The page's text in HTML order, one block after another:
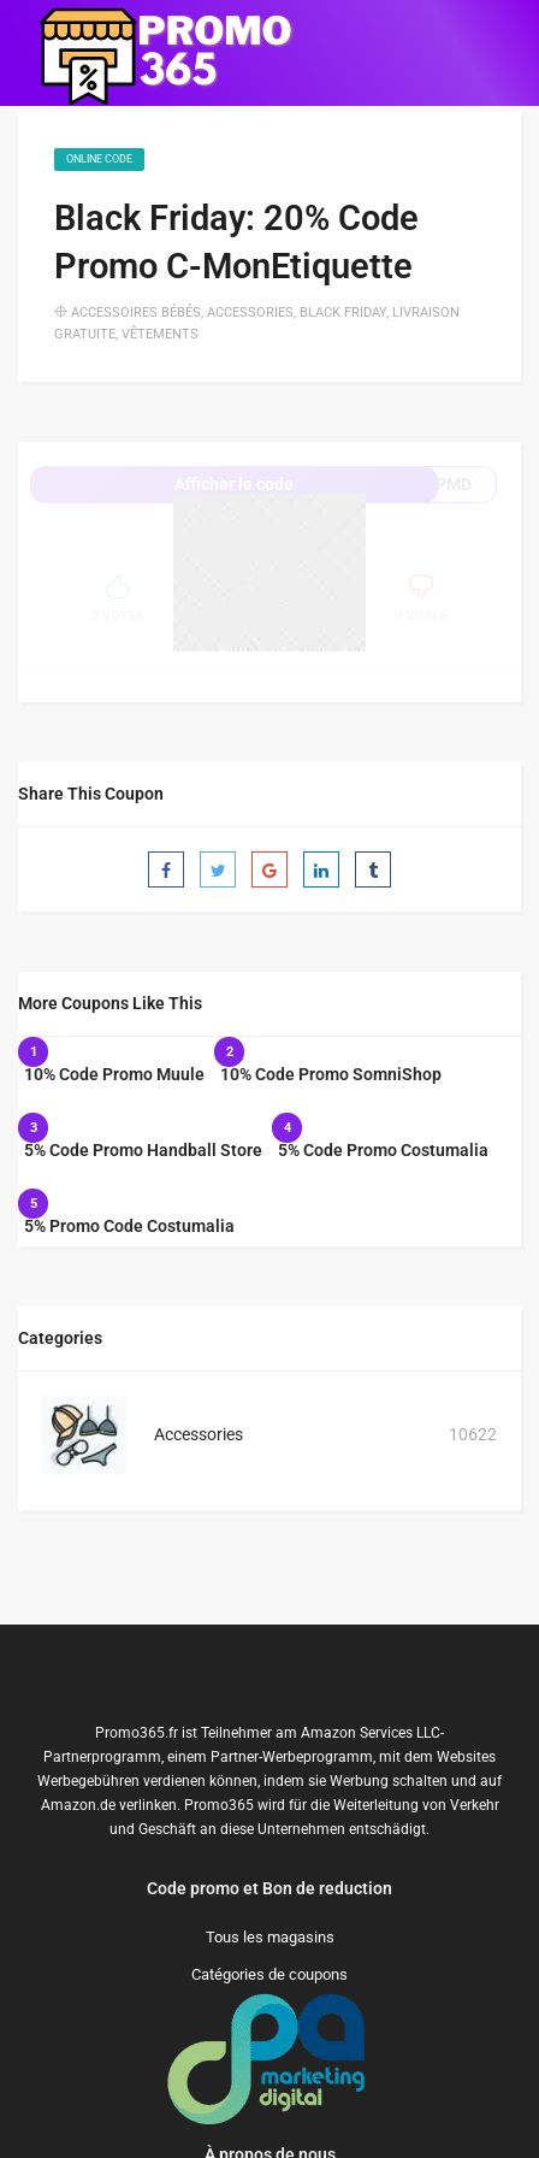
ONLINE CODE
Black Friday: 20% Code
Promo C-MonEtiquette
ACCESSOIRES BÉBÉS, ACCESSORIES, BLACK FRIDAY, LIVRAISON
GRATUITE, VÊTEMENTS
Share This Coupon
More Coupons Like This
1
10% Code Promo Muule
2
10% Code Promo SomniShop
3
5% Code Promo Handball Store
4
5% Code Promo Costumalia
5
5% Promo Code Costumalia
Categories
Accessories 10622
Promo365.fr ist Teilnehmer am Amazon Services LLC-
Partnerprogramm, einem Partner-Werbeprogramm, mit dem Websites
Werbegebühren verdienen können, indem sie Werbung schalten und auf
Amazon.de verlinken. Promo365 wird für die Weiterleitung von Verkehr
und Geschäft an diese Unternehmen entschädigt.
Code promo et Bon de reduction
Tous les magasins
Catégories de coupons
À propos de nous